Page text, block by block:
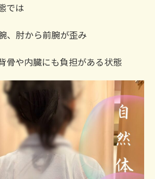
では
、肘から前腕が歪み
骨や内臓にも負担がある状態